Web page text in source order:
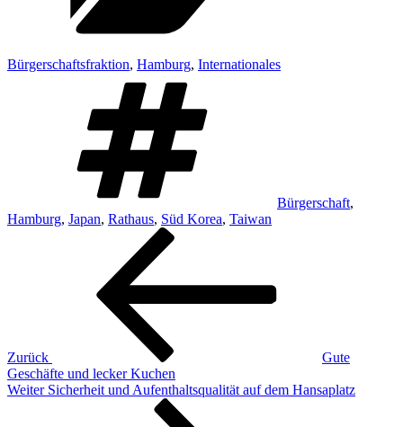
Bürgerschaftsfraktion, Hamburg, Internationales
Bürgerschaft,
Hamburg, Japan, Rathaus, Süd Korea, Taiwan
Beitragsnavigation
Zurück
Gute
Geschäfte und lecker Kuchen
Nächster
Weiter Sicherheit und Aufenthaltsqualität auf dem Hansaplatz